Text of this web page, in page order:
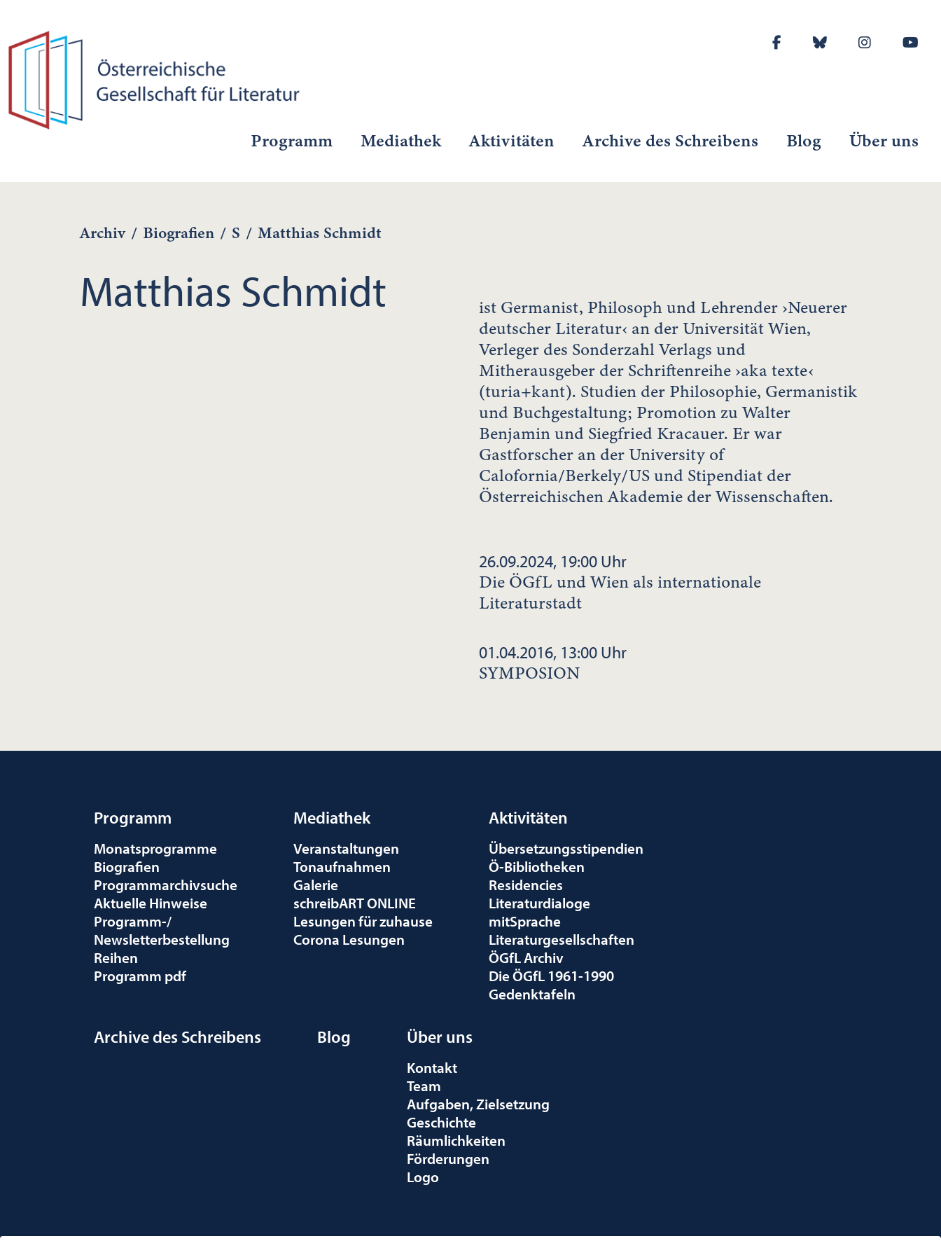
Programm Mediathek Aktivitäten Archive des Schreibens Blog Über uns
Archiv / Biografien / S / Matthias Schmidt
Matthias Schmidt
ist Germanist, Philosoph und Lehrender ›Neuerer
deutscher Literatur‹ an der Universität Wien,
Verleger des Sonderzahl Verlags und
Mitherausgeber der Schriftenreihe ›aka texte‹
(turia+kant). Studien der Philosophie, Germanistik
und Buchgestaltung; Promotion zu Walter
Benjamin und Siegfried Kracauer. Er war
Gastforscher an der University of
Calofornia/Berkely/US und Stipendiat der
Österreichischen Akademie der Wissenschaften.
26.09.2024, 19:00 Uhr
Die ÖGfL und Wien als internationale
Literaturstadt
01.04.2016, 13:00 Uhr
SYMPOSION
Programm
Monatsprogramme
Biografien
Programmarchivsuche
Aktuelle Hinweise
Programm-/
Newsletterbestellung
Reihen
Programm pdf
Mediathek
Veranstaltungen
Tonaufnahmen
Galerie
schreibART ONLINE
Lesungen für zuhause
Corona Lesungen
Aktivitäten
Übersetzungsstipendien
Ö-Bibliotheken
Residencies
Literaturdialoge
mitSprache
Literaturgesellschaften
ÖGfL Archiv
Die ÖGfL 1961-1990
Gedenktafeln
Archive des Schreibens Blog Über uns
Kontakt
Team
Aufgaben, Zielsetzung
Geschichte
Räumlichkeiten
Förderungen
Logo